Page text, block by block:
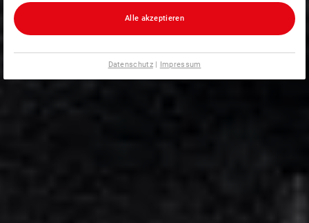
Alle akzeptieren
Datenschutz| Impressum